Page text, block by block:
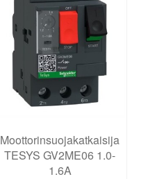
Moottorinsuojakatkaisija
TESYS GV2ME06 1.0-
1.6A